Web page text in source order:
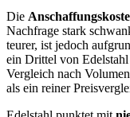
Die
Nachfrage stark
teurer, ist jedoch
ein Drittel von
Vergleich nach
als ein reiner